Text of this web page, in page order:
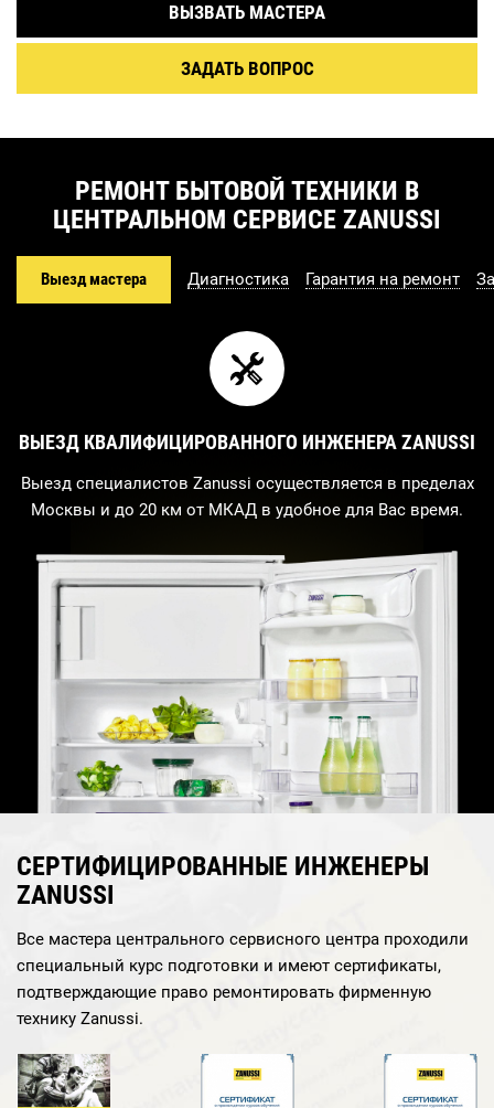
ВЫЗВАТЬ МАСТЕРА
ЗАДАТЬ ВОПРОС
РЕМОНТ БЫТОВОЙ ТЕХНИКИ В
ЦЕНТРАЛЬНОМ СЕРВИСЕ ZANUSSI
Выезд мастера Диагностика Гарантия на ремонт
ВЫЕЗД КВАЛИФИЦИРОВАННОГО ИНЖЕНЕРА ZANUSSI
Выезд специалистов Zanussi осуществляется в пределах
Москвы и до 20 км от МКАД в удобное для Вас время.
СЕРТИФИЦИРОВАННЫЕ ИНЖЕНЕРЫ
ZANUSSI
Все мастера центрального сервисного центра проходили
специальный курс подготовки и имеют сертификаты,
подтверждающие право ремонтировать фирменную
технику Zanussi.